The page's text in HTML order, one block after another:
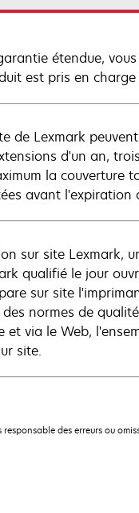
étendue,
est pris en
de Lexmark
d'un an,
la couverture
avant
sur site Lexmark,
qualifié le jour
sur site
normes de
et via le Web,
site.
des erreurs ou